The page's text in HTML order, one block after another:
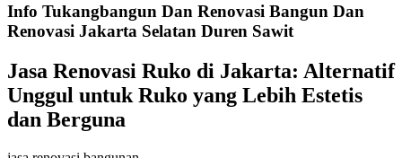
Info Tukangbangun Dan Renovasi Bangun Dan
Renovasi Jakarta Selatan Duren Sawit
Jasa Renovasi Ruko di Jakarta: Alternatif
Unggul untuk Ruko yang Lebih Estetis
dan Berguna